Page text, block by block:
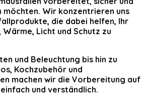
möchten. Wir konzentrieren uns
die dabei helfen, Ihr
Licht und Schutz zu
und Beleuchtung bis hin zu
Kochzubehör und
machen wir die Vorbereitung auf
und verständlich.